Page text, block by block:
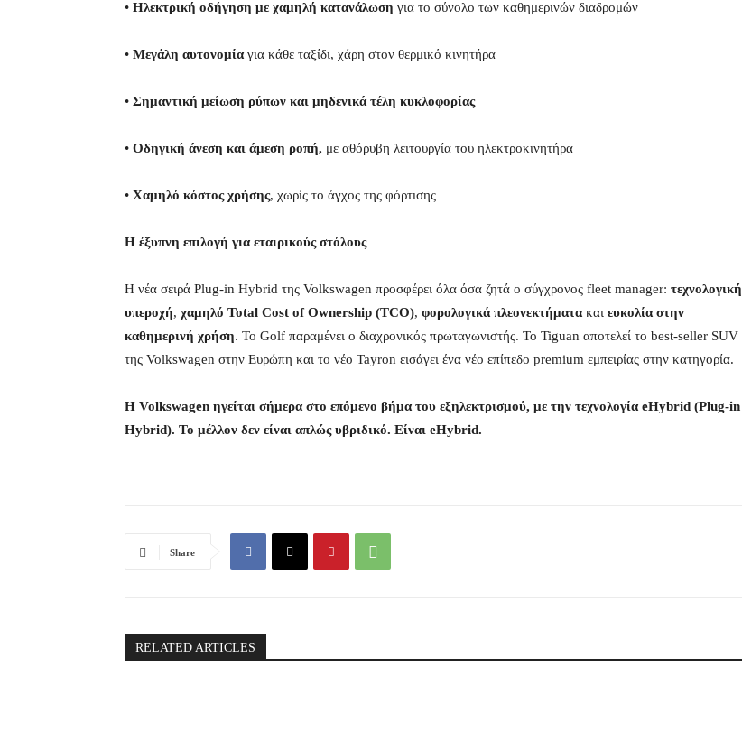
• Ηλεκτρική οδήγηση με χαμηλή κατανάλωση για το σύνολο των καθημερινών διαδρομών
• Μεγάλη αυτονομίαγια κάθε ταξίδι, χάρη στον θερμικό κινητήρα
• Σημαντική μείωση ρύπων και μηδενικά τέλη κυκλοφορίας
• Οδηγική άνεση και άμεση ροπή, με αθόρυβη λειτουργία του ηλεκτροκινητήρα
• Χαμηλό κόστος χρήσης, χωρίς το άγχος της φόρτισης
Η έξυπνη επιλογή για εταιρικούς στόλους
Η νέα σειρά Plug-in Hybrid της Volkswagen προσφέρει όλα όσα ζητά ο σύγχρονος fleet manager: τεχνολογική
υπεροχή, χαμηλό Total Cost of Ownership (TCO), φορολογικά πλεονεκτήματακαι ευκολία στην
καθημερινή χρήση. Το Golf παραμένει ο διαχρονικός πρωταγωνιστής. Το Tiguan αποτελεί το best-seller SUV
της Volkswagen στην Ευρώπη και το νέο Tayron εισάγει ένα νέο επίπεδο premium εμπειρίας στην κατηγορία.
Η Volkswagen ηγείται σήμερα στο επόμενο βήμα του εξηλεκτρισμού, με την τεχνολογία eHybrid (Plug-in
Hybrid). Το μέλλον δεν είναι απλώς υβριδικό. Είναι eHybrid.
Share
RELATED ARTICLES